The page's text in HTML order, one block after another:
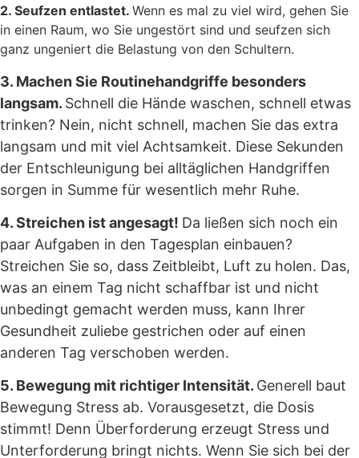
2. Seufzen entlastet. Wenn es mal zu viel wird, gehen Sie
in einen Raum, wo Sie ungestört sind und seufzen sich
ganz ungeniert die Belastung von den Schultern.
3. Machen Sie Routinehandgriffe besonders
langsam. Schnell die Hände waschen, schnell etwas
trinken? Nein, nicht schnell, machen Sie das extra
langsam und mit viel Achtsamkeit. Diese Sekunden
der Entschleunigung bei alltäglichen Handgriffen
sorgen in Summe für wesentlich mehr Ruhe.
4. Streichen ist angesagt! Da ließen sich noch ein
paar Aufgaben in den Tagesplan einbauen?
Streichen Sie so, dass Zeitbleibt, Luft zu holen. Das,
was an einem Tag nicht schaffbar ist und nicht
unbedingt gemacht werden muss, kann Ihrer
Gesundheit zuliebe gestrichen oder auf einen
anderen Tag verschoben werden.
5. Bewegung mit richtiger Intensität. Generell baut
Bewegung Stress ab. Vorausgesetzt, die Dosis
stimmt! Denn Überforderung erzeugt Stress und
Unterforderung bringt nichts. Wenn Sie sich bei der